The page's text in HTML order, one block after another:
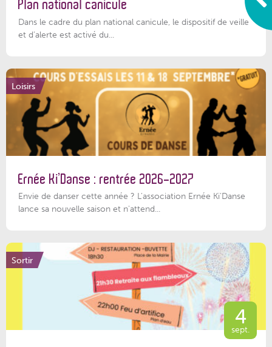
Plan national canicule
Dans le cadre du plan national canicule, le dispositif de veille
et d’alerte est activé du...
Loisirs
Ernée Ki’Danse : rentrée 2026-2027
Envie de danser cette année ? L'association Ernée Ki'Danse
lance sa nouvelle saison et n'attend...
Sortir
4
sept.